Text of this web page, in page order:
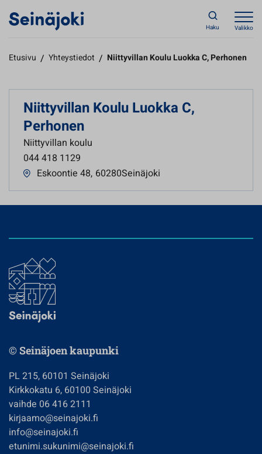
Haku Valikko
Etusivu / Yhteystiedot / Niittyvillan Koulu Luokka C, Perhonen
Niittyvillan Koulu Luokka C,
Perhonen
Niittyvillan koulu
044 418 1129
Eskoontie 48, 60280Seinäjoki
© Seinäjoen kaupunki
PL 215, 60101 Seinäjoki
Kirkkokatu 6, 60100 Seinäjoki
vaihde 06 416 2111
kirjaamo@seinajoki.fi
info@seinajoki.fi
etunimi.sukunimi@seinajoki.fi